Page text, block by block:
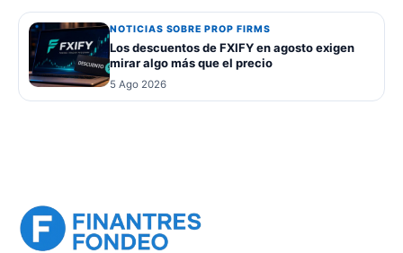
NOTICIAS SOBRE PROP FIRMS
Los descuentos de FXIFY en agosto exigen
mirar algo más que el precio
5 Ago 2026